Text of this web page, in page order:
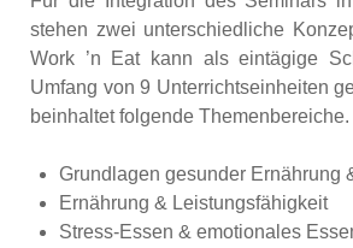
stehen zwei unterschiedliche
Work ’n Eat kann als eintägige
Umfang von 9 Unterrichtseinheiten
beinhaltet folgende Themenbereiche.
Grundlagen gesunder Ernährung
Ernährung & Leistungsfähigkeit
Stress-Essen & emotionales